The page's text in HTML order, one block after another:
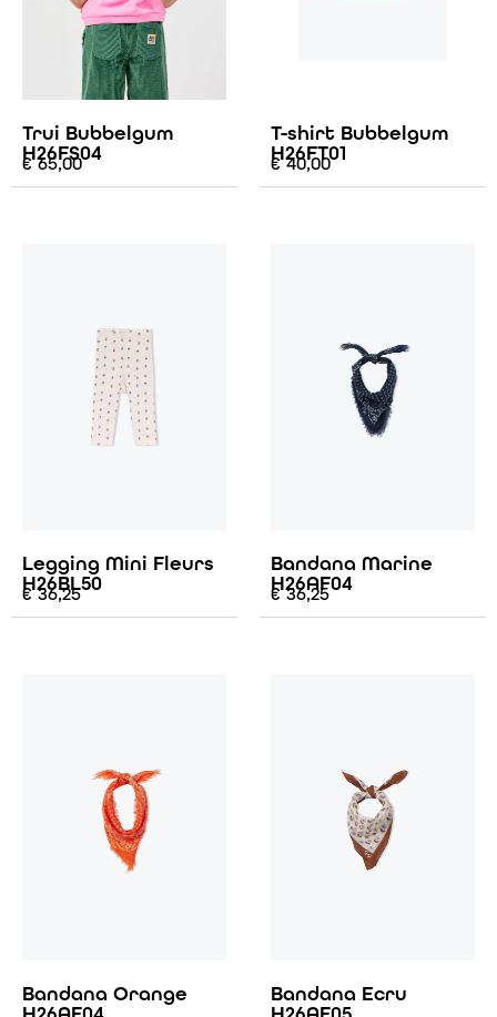
Trui Bubbelgum
H26FS04
€65,00
T-shirt Bubbelgum
H26FT01
€40,00
Legging Mini Fleurs
H26BL50
€36,25
Bandana Marine
H26AF04
€36,25
Bandana Orange
Bandana Ecru